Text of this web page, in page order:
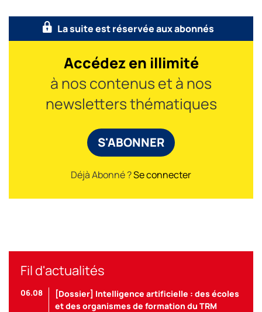
La suite est réservée aux abonnés
Accédez en illimité
à nos contenus et à nos
newsletters thématiques
S'ABONNER
Déjà Abonné ?Se connecter
Fil d'actualités
06.08
[Dossier] Intelligence artificielle : des écoles
et des organismes de formation du TRM